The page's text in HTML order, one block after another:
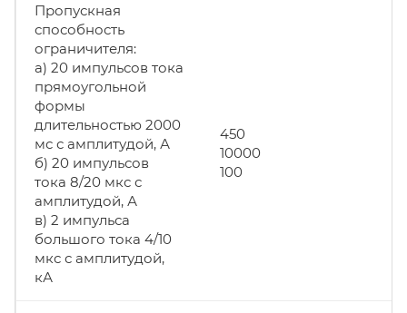
Пропускная
способность
ограничителя:
а) 20 импульсов тока
прямоугольной
формы
длительностью 2000
мс с амплитудой, А
б) 20 импульсов
тока 8/20 мкс с
амплитудой, А
в) 2 импульса
большого тока 4/10
мкс с амплитудой,
кА
450
10000
100